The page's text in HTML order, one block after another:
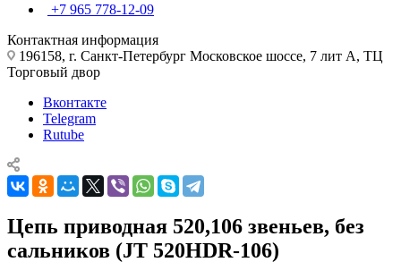
+7 965 778-12-09
Контактная информация
196158, г. Санкт-Петербург Московское шоссе, 7 лит А, ТЦ
Торговый двор
Вконтакте
Telegram
Rutube
Цепь приводная 520,106 звеньев, без
сальников (JT 520HDR-106)